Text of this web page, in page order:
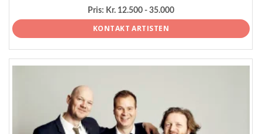
Pris: Kr. 12.500 - 35.000
KONTAKT ARTISTEN